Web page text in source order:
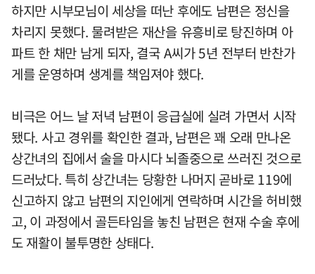
하지만 시부모님이 세상을 떠난 후에도 남편은 정신을
차리지 못했다. 물려받은 재산을 유흥비로 탕진하며 아
파트 한 채만 남게 되자, 결국 A씨가 5년 전부터 반찬가
게를 운영하며 생계를 책임져야 했다.
비극은 어느 날 저녁 남편이 응급실에 실려 가면서 시작
됐다. 사고 경위를 확인한 결과, 남편은 꽤 오래 만나온
상간녀의 집에서 술을 마시다 뇌졸중으로 쓰러진 것으로
드러났다. 특히 상간녀는 당황한 나머지 곧바로 119에
신고하지 않고 남편의 지인에게 연락하며 시간을 허비했
고, 이 과정에서 골든타임을 놓친 남편은 현재 수술 후에
도 재활이 불투명한 상태다.